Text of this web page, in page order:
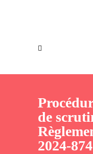
de
2024-874